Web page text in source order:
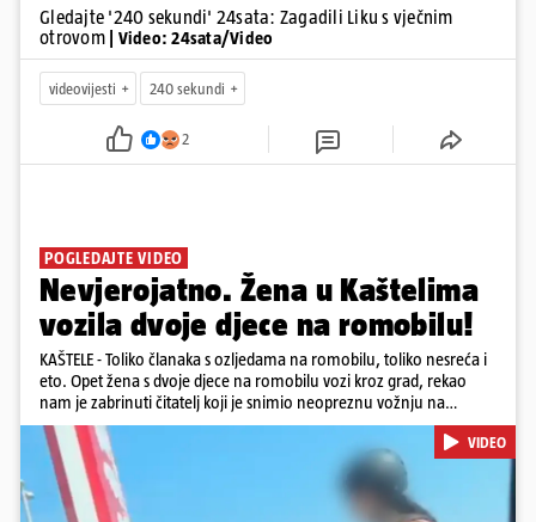
Gledajte '240 sekundi' 24sata: Zagadili Liku s vječnim
otrovom
| Video: 24sata/Video
videovijesti 240 sekundi
2
POGLEDAJTE VIDEO
Nevjerojatno. Žena u Kaštelima
vozila dvoje djece na romobilu!
KAŠTELE - Toliko članaka s ozljedama na romobilu, toliko nesreća i
eto. Opet žena s dvoje djece na romobilu vozi kroz grad, rekao
nam je zabrinuti čitatelj koji je snimio neopreznu vožnju na
romobilu u četvrtak prijepodne kroz Kaštele. Podsjetimo, mjesec i
pol od smrti dječaka (14) u Metkoviću, pad s električnog romobila
odnio je još jedan mladi život. Unatoč naporima liječnika KBC-a
Zagreb, u ponedjeljak maloljetnik je podlegao ozljedama
zadobivenima u padu s romobila.
VIDEO